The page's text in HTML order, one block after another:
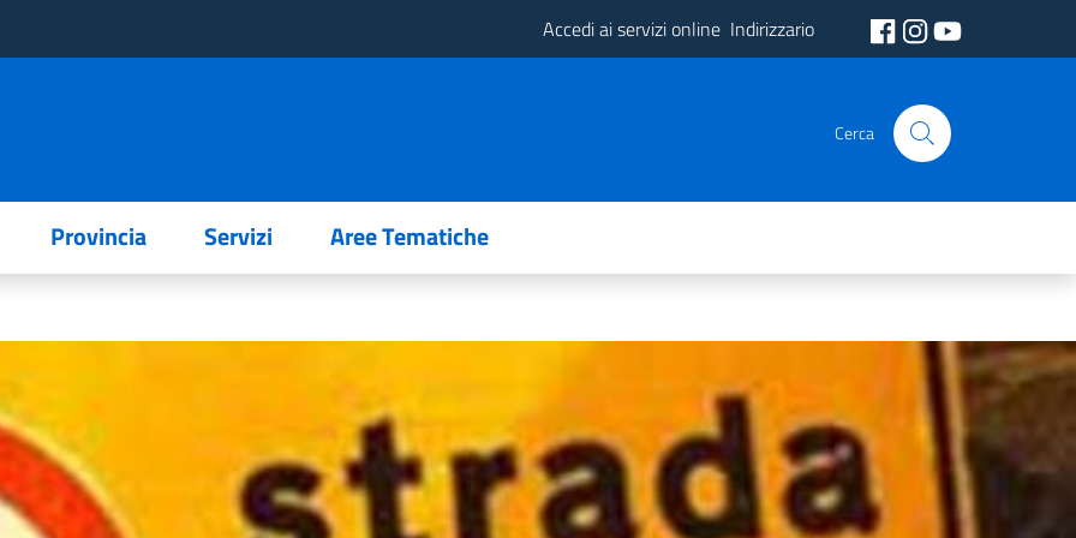
Accedi ai servizi online Indirizzario
Cerca
Provincia Servizi Aree Tematiche